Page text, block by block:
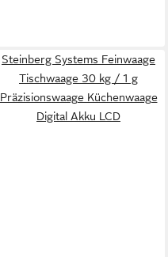
Steinberg Systems Feinwaage
Tischwaage 30 kg / 1 g
Präzisionswaage Küchenwaage
Digital Akku LCD